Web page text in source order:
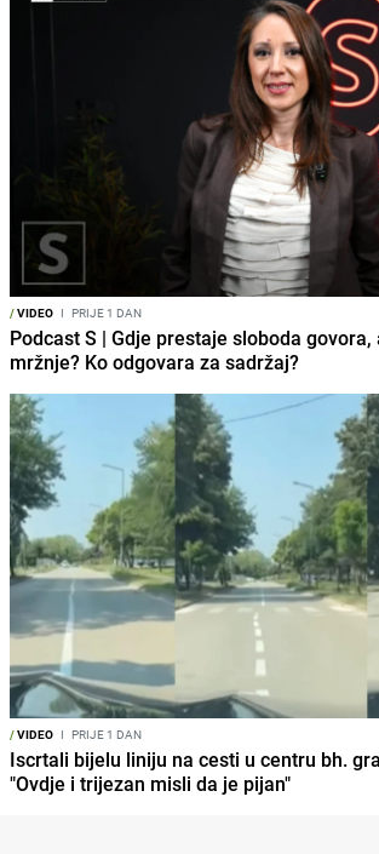
/VIDEO I PRIJE 1 DAN
Podcast S | Gdje prestaje sloboda
mržnje? Ko odgovara za sadržaj?
/VIDEO I PRIJE 1 DAN
Iscrtali bijelu liniju na cesti u centru bh.
"Ovdje i trijezan misli da je pijan"